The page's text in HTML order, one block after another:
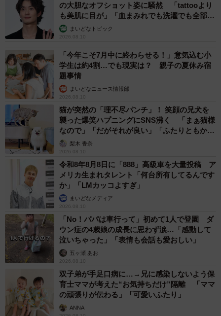
の大胆なオフショット姿に騒然 「tattooより
も美肌に目が」「血まみれでも洗濯でも全部か
っこいい」
まいどなトピック
2026.08.10
「今年こそ7月中に終わらせる！」意気込む小
学生は約4割…でも現実は？ 親子の夏休み宿
題事情
まいどなニュース情報部
2026.08.10
猫が突然の「理不尽パンチ」！ 笑顔の兄犬を
襲った爆笑ハプニングにSNS沸く 「まぁ猫様
なので」「だがそれが良い」「ふたりともかわ
いいね」
梨木 香奈
2026.08.10
令和8年8月8日に「888」高級車を大量投稿 ア
メリカ生まれタレント「何台所有してるんです
か」「LMカッコよすぎ」
まいどなメディア
2026.08.10
「No！パパは車行って」初めて1人で登園 ダ
ウン症の4歳娘の成長に思わず涙…「感動して
泣いちゃった」「表情も会話も愛おしい」
五ヶ瀬 あお
2026.08.10
双子弟が手足口病に…→兄に感染しないよう保
育士ママが考えた“お気持ちだけ”隔離 「ママ
の頑張りが伝わる」「可愛いふたり」
ANNA